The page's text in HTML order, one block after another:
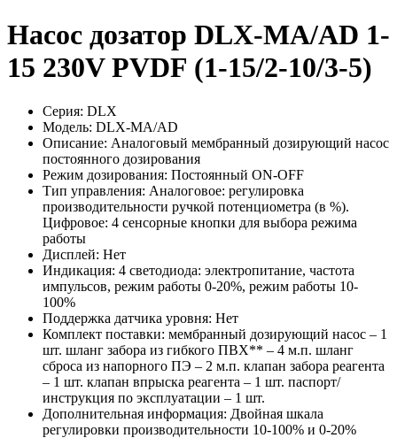
Насос дозатор DLX-MA/AD 1-
15 230V PVDF (1-15/2-10/3-5)
Серия: DLX
Модель: DLX-MA/AD
Описание: Аналоговый мембранный дозирующий насос
постоянного дозирования
Режим дозирования: Постоянный ON-OFF
Тип управления: Аналоговое: регулировка
производительности ручкой потенциометра (в %).
Цифровое: 4 сенсорные кнопки для выбора режима
работы
Дисплей: Нет
Индикация: 4 светодиода: электропитание, частота
импульсов, режим работы 0-20%, режим работы 10-
100%
Поддержка датчика уровня: Нет
Комплект поставки: мембранный дозирующий насос – 1
шт. шланг забора из гибкого ПВХ** – 4 м.п. шланг
сброса из напорного ПЭ – 2 м.п. клапан забора реагента
– 1 шт. клапан впрыска реагента – 1 шт. паспорт/
инструкция по эксплуатации – 1 шт.
Дополнительная информация: Двойная шкала
регулировки производительности 10-100% и 0-20%